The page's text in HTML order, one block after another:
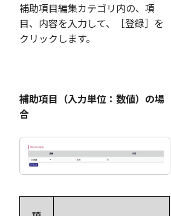
補助項目編集カテゴリ内の、項
目、内容を入力して、［登録］を
クリックします。
補助項目（入力単位：数値）の場
合